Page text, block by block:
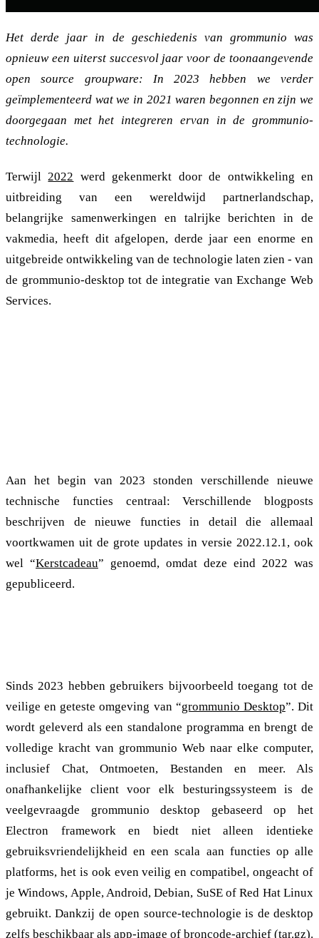
Het derde jaar in de geschiedenis van grommunio was
opnieuw een uiterst succesvol jaar voor de toonaangevende
open source groupware: In 2023 hebben we verder
geïmplementeerd wat we in 2021 waren begonnen en zijn we
doorgegaan met het integreren ervan in de grommunio-
technologie.
Terwijl2022 werd gekenmerkt door de ontwikkeling en
uitbreiding van een wereldwijd partnerlandschap,
belangrijke samenwerkingen en talrijke berichten in de
vakmedia, heeft dit afgelopen, derde jaar een enorme en
uitgebreide ontwikkeling van de technologie laten zien - van
de grommunio-desktop tot de integratie van Exchange Web
Services.
Aan het begin van 2023 stonden verschillende nieuwe
technische functies centraal: Verschillende blogposts
beschrijven de nieuwe functies in detail die allemaal
voortkwamen uit de grote updates in versie 2022.12.1, ook
wel “Kerstcadeau” genoemd, omdat deze eind 2022 was
gepubliceerd.
Sinds 2023 hebben gebruikers bijvoorbeeld toegang tot de
veilige en geteste omgeving van “grommunio Desktop”. Dit
wordt geleverd als een standalone programma en brengt de
volledige kracht van grommunio Web naar elke computer,
inclusief Chat, Ontmoeten, Bestanden en meer. Als
onafhankelijke client voor elk besturingssysteem is de
veelgevraagde grommunio desktop gebaseerd op het
Electron framework en biedt niet alleen identieke
gebruiksvriendelijkheid en een scala aan functies op alle
platforms, het is ook even veilig en compatibel, ongeacht of
je Windows, Apple, Android, Debian, SuSE of Red Hat Linux
gebruikt. Dankzij de open source-technologie is de desktop
zelfs beschikbaar als app-image of broncode-archief (tar.gz).